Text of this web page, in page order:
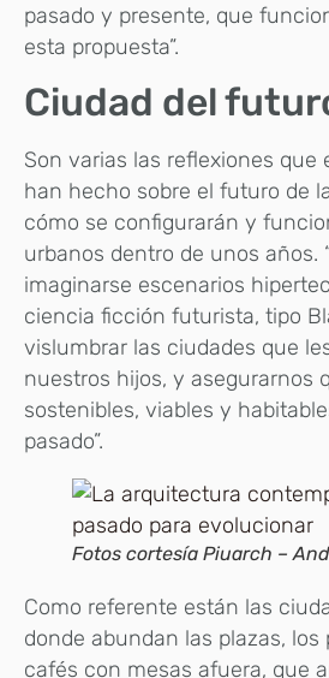
pasado y presente, que
esta propuesta”.
Ciudad del
Son varias las reflexiones que
han hecho sobre el futuro de
cómo se configurarán y
urbanos dentro de unos años.
imaginarse escenarios
ciencia ficción futurista, tipo
vislumbrar las ciudades que
nuestros hijos, y asegurarnos
sostenibles, viables y
pasado”.
Fotos cortesía Piuarch –
Como referente están las
donde abundan las plazas, los
cafés con mesas afuera, que